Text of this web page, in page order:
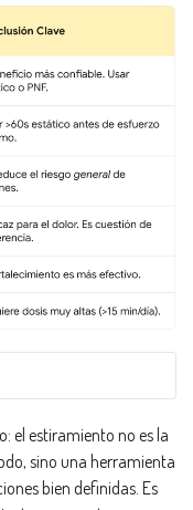
el estiramiento no es la
sino una herramienta
bien definidas. Es